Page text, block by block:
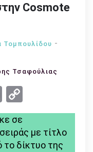
Cosmote
Τομπουλίδου
Τσαφούλιας
Email
Link
σε
με τίτλο
το δίκτυο της